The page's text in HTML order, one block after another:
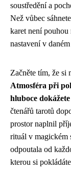
soustředění a
Než vůbec
karet není
nastavení v
Začněte tím, že si
Atmosféra při
hluboce
čtenářů tarotů
prostor naplnil
rituál v magickém
odpoutala od
kterou si